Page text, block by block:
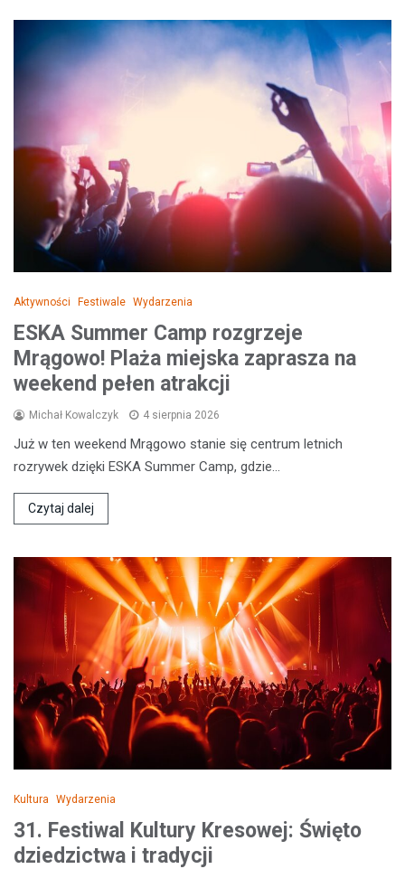
Aktywności Festiwale Wydarzenia
ESKA Summer Camp rozgrzeje
Mrągowo! Plaża miejska zaprasza na
weekend pełen atrakcji
Michał Kowalczyk 4 sierpnia 2026
Już w ten weekend Mrągowo stanie się centrum letnich
rozrywek dzięki ESKA Summer Camp, gdzie…
Czytaj dalej
Kultura Wydarzenia
31. Festiwal Kultury Kresowej: Święto
dziedzictwa i tradycji